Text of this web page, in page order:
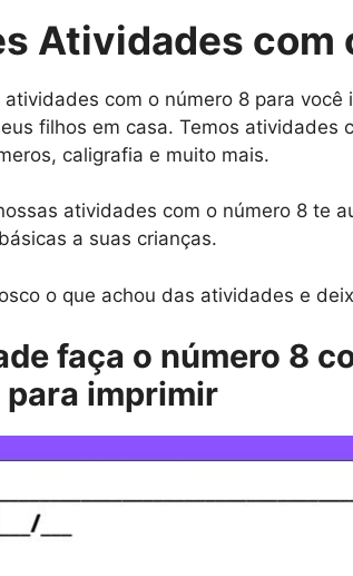
Atividades com
com o número 8 para
filhos em casa. Temos atividades
caligrafia e muito mais.
atividades com o número 8 te
a suas crianças.
o que achou das atividades e
faça o número 8
para imprimir